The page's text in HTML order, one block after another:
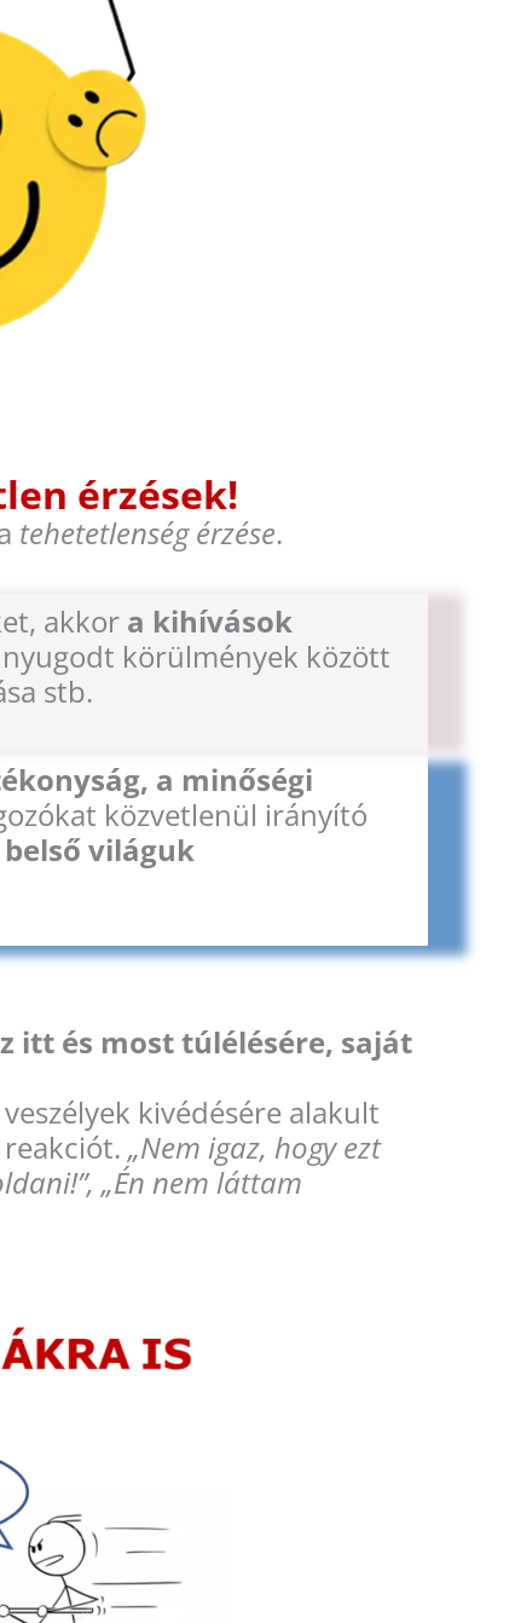
érzések!
tehetetlenség érzése.
akkor a kihívások
körülmények között
stb.
a minőségi
közvetlenül irányító
világuk
itt és most túlélésére, saját
kivédésére alakult
„Nem igaz, hogy ezt
„Én nem láttam